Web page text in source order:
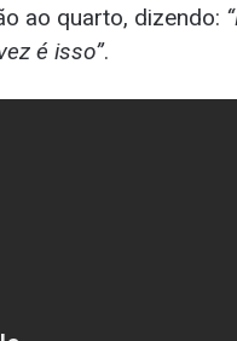
ao quarto, dizendo:
é isso”.